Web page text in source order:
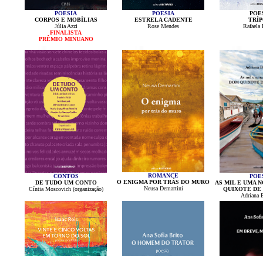
POESIA
CORPOS E MOBÍLIAS
Júlia Azzi
FINALISTA
PRÊMIO MINUANO
POESIA
ESTRELA CADENTE
Rose Mendes
Rafaela
CONTOS
DE TUDO UM CONTO
Cíntia Moscovich (organização)
ROMANCE
O ENIGMA POR TRÁS DO MURO
Neusa Demartini
AS MIL E UMA
QUIXOTE DE
Adriana